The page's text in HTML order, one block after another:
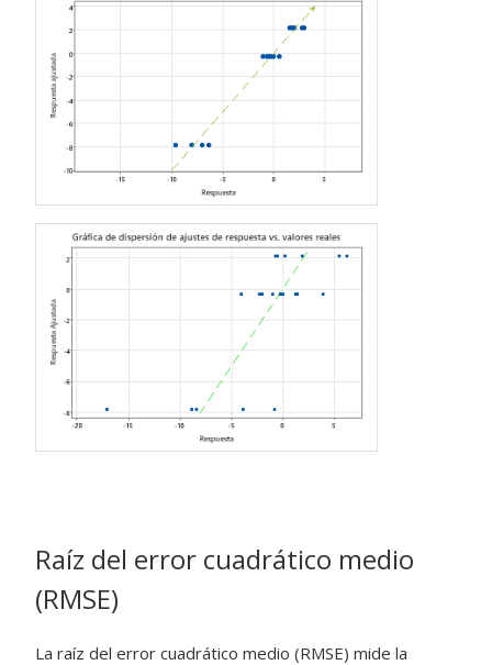
Raíz del error cuadrático medio
(RMSE)
La raíz del error cuadrático medio (RMSE) mide la